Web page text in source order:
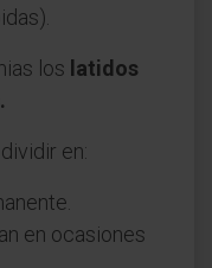
los latidos
en:
en ocasiones